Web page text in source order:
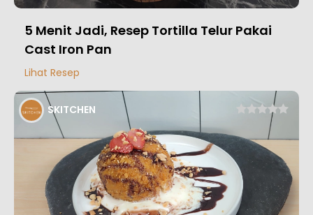
5 Menit Jadi, Resep Tortilla Telur Pakai
Cast Iron Pan
Lihat Resep
SKITCHEN